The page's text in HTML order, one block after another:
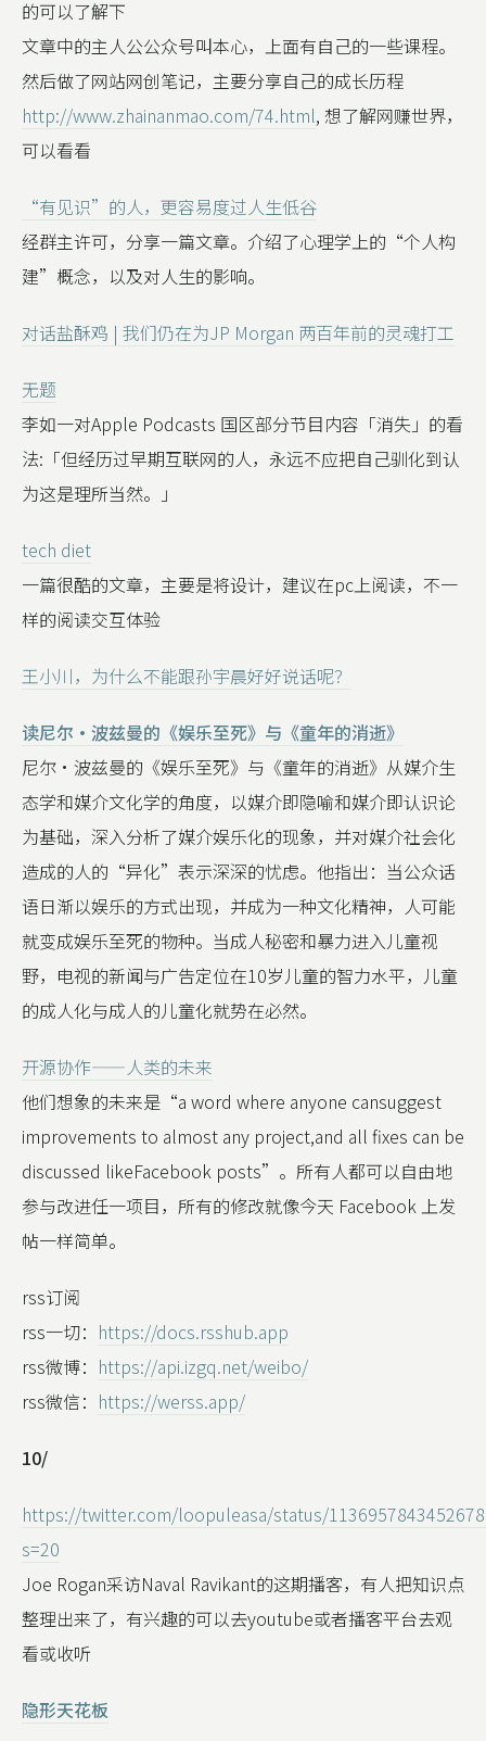
的可以了解下
文章中的主人公公众号叫本心，上面有自己的一些课程。
然后做了网站网创笔记，主要分享自己的成长历程
http://www.zhainanmao.com/74.html, 想了解网赚世界，
可以看看
“有见识”的人，更容易度过人生低谷
经群主许可，分享一篇文章。介绍了心理学上的“个人构
建”概念，以及对人生的影响。
对话盐酥鸡 | 我们仍在为JP Morgan 两百年前的灵魂打工
无题
李如一对Apple Podcasts 国区部分节目内容「消失」的看
法:「但经历过早期互联网的人，永远不应把自己驯化到认
为这是理所当然。」
tech diet
一篇很酷的文章，主要是将设计，建议在pc上阅读，不一
样的阅读交互体验
王小川，为什么不能跟孙宇晨好好说话呢？
读尼尔·波兹曼的《娱乐至死》与《童年的消逝》
尼尔·波兹曼的《娱乐至死》与《童年的消逝》从媒介生
态学和媒介文化学的角度，以媒介即隐喻和媒介即认识论
为基础，深入分析了媒介娱乐化的现象，并对媒介社会化
造成的人的“异化”表示深深的忧虑。他指出：当公众话
语日渐以娱乐的方式出现，并成为一种文化精神，人可能
就变成娱乐至死的物种。当成人秘密和暴力进入儿童视
野，电视的新闻与广告定位在10岁儿童的智力水平，儿童
的成人化与成人的儿童化就势在必然。
开源协作——人类的未来
他们想象的未来是“a word where anyone cansuggest
improvements to almost any project,and all fixes can be
discussed likeFacebook posts”。所有人都可以自由地
参与改进任一项目，所有的修改就像今天 Facebook 上发
帖一样简单。
rss订阅
rss一切： https://docs.rsshub.app
rss微博： https://api.izgq.net/weibo/
rss微信： https://werss.app/
10/
https://twitter.com/loopuleasa/status/
s=20
Joe Rogan采访Naval Ravikant的这期播客，有人把知识点
整理出来了，有兴趣的可以去youtube或者播客平台去观
看或收听
隐形天花板